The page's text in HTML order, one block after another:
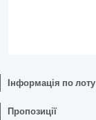
Інформація по лоту
Пропозиції